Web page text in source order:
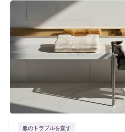
服のトラブルを直す